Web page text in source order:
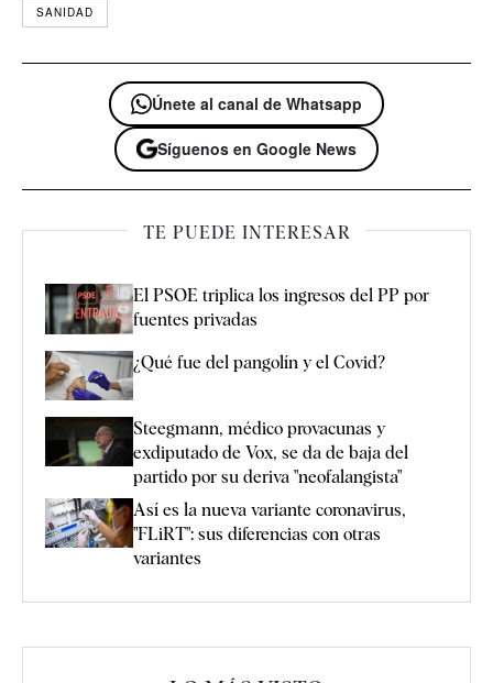
SANIDAD
Únete al canal de Whatsapp
Síguenos en Google News
TE PUEDE INTERESAR
El PSOE triplica los ingresos del PP por
fuentes privadas
¿Qué fue del pangolín y el Covid?
Steegmann, médico provacunas y
exdiputado de Vox, se da de baja del
partido por su deriva "neofalangista"
Así es la nueva variante coronavirus,
"FLiRT": sus diferencias con otras
variantes